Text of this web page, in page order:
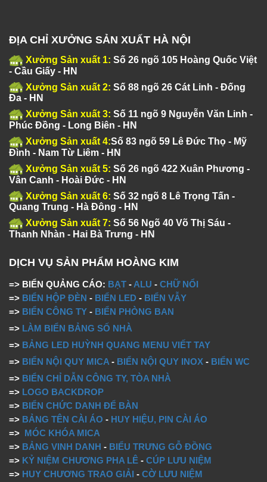
ĐỊA CHỈ XƯỞNG SẢN XUẤT HÀ NỘI
Xưởng Sản xuất 1: Số 26 ngõ 105 Hoàng Quốc Việt
- Cầu Giấy - HN
Xưởng Sản xuất 2: Số 88 ngõ 26 Cát Linh - Đống
Đa - HN
Xưởng Sản xuất 3: Số 11 ngõ 9 Nguyễn Văn Linh -
Phúc Đồng - Long Biên - HN
Xưởng Sản xuất 4:Số 83 ngõ 59 Lê Đức Thọ - Mỹ
Đình - Nam Từ Liêm - HN
Xưởng Sản xuất 5: Số 26 ngõ 422 Xuân Phương -
Vân Canh - Hoài Đức - HN
Xưởng Sản xuất 6: Số 32 ngõ 8 Lê Trọng Tấn -
Quang Trung - Hà Đông - HN
Xưởng Sản xuất 7: Số 56 Ngõ 40 Võ Thị Sáu -
Thanh Nhàn - Hai Bà Trưng - HN
DỊCH VỤ SẢN PHẨM HOÀNG KIM
=> BIỂN QUẢNG CÁO: BẠT - ALU - CHỮ NỔI
=> BIỂN HỘP ĐÈN - BIỂN LED - BIỂN VẪY
=> BIỂN CÔNG TY - BIỂN PHÒNG BAN
=> LÀM BIỂN BẢNG SỐ NHÀ
=> BẢNG LED HUỲNH QUANG MENU VIẾT TAY
=> BIỂN NỘI QUY MICA - BIỂN NỘI QUY INOX - BIỂN WC
=> BIỂN CHỈ DẪN CÔNG TY, TÒA NHÀ
=> LOGO BACKDROP
=> BIỂN CHỨC DANH ĐỂ BÀN
=> BẢNG TÊN CÀI ÁO - HUY HIỆU, PIN CÀI ÁO
=> MÓC KHÓA MICA
=> BẢNG VINH DANH - BIỂU TRƯNG GỖ ĐỒNG
=> KỶ NIỆM CHƯƠNG PHA LÊ - CÚP LƯU NIỆM
=> HUY CHƯƠNG TRAO GIẢI - CỜ LƯU NIỆM